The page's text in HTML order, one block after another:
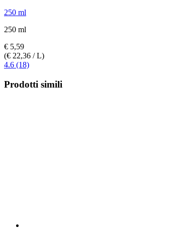
250 ml
250 ml
€ 5,59
(€ 22,36 / L)
4.6 (18)
Prodotti simili